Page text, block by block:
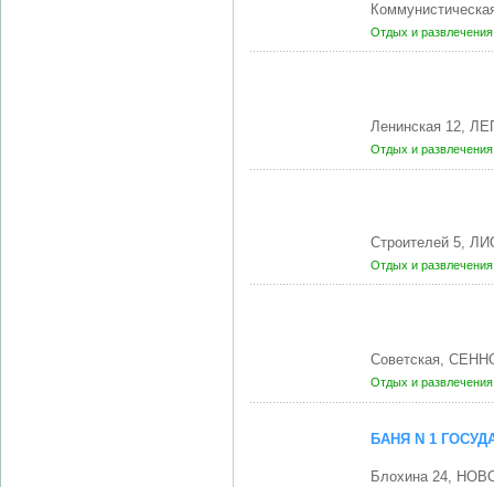
Отдых и
Ленинская 12,
Отдых и
Строителей 5,
Отдых и
Советская,
Отдых и
БАНЯ N 1
Блохина 24,